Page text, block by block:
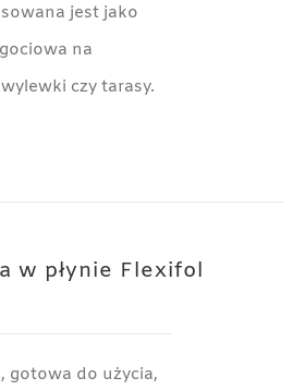
jest jako
na
czy tarasy.
w płynie Flexifol
gotowa do użycia,